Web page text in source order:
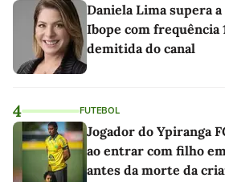
Daniela Lima supera
Ibope com frequência
demitida do canal
4 FUTEBOL
Jogador do Ypiranga
ao entrar com filho
antes da morte da